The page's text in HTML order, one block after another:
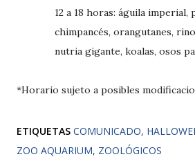
12 a 18 horas: águila imperial,
chimpancés, orangutanes,
nutria gigante, koalas, osos
*Horario sujeto a posibles
ETIQUETAS COMUNICADO
ZOO AQUARIUM ZOOLÓGICOS